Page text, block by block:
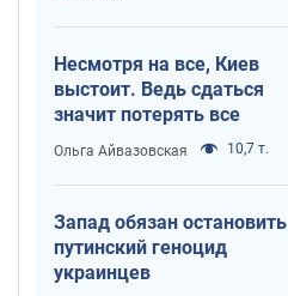
Несмотря на все, Киев
выстоит. Ведь сдаться
значит потерять все
Ольга Айвазовская 10,7 т.
Запад обязан остановить
путинский геноцид
украинцев